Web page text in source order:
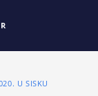
U SISKU